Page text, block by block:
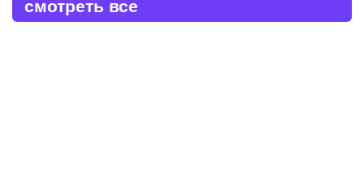
смотреть все